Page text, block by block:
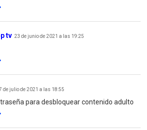
tv 23 de junio de 2021 a las 19:25
de julio de 2021 a las 18:55
para desbloquear contenido adulto